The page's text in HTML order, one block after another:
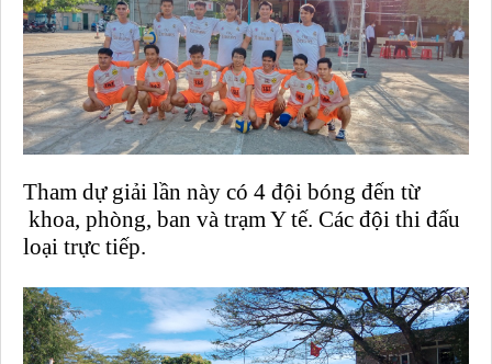
Tham dự giải lần này có 4 đội bóng đến từ
khoa, phòng, ban và trạm Y tế. Các đội thi đấu
loại trực tiếp.